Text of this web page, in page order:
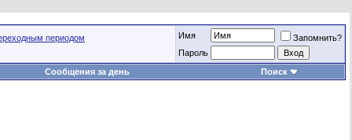
периодом Имя
Запомнить?
Пароль
Сообщения за день
Поиск